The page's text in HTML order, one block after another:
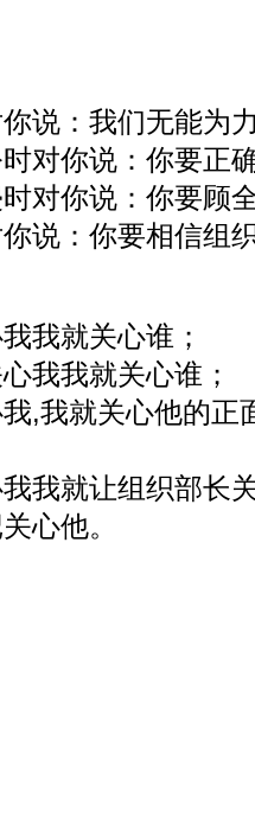
说：我们无能为
对你说：你要正
对你说：你要顾
说：你要相信组
我就关心谁；
我我就关心谁；
,我就关心他的正
我就让组织部长
心他。